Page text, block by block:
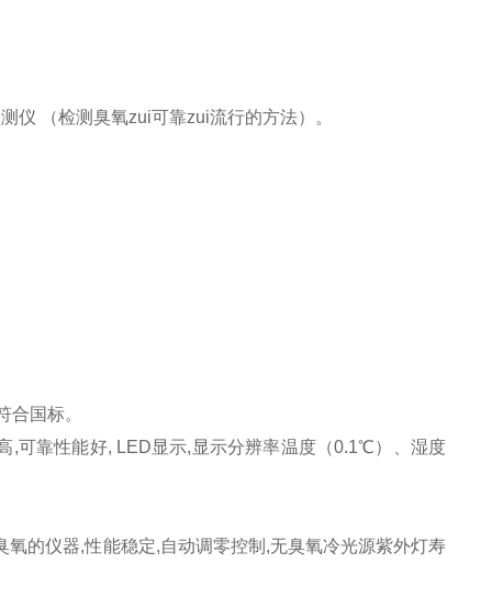
仪 （检测臭氧zui可靠zui流行的方法）。
国标。
,可靠性能好, LED显示,显示分辨率温度（0.1℃）、湿度
的仪器,性能稳定,自动调零控制,无臭氧冷光源紫外灯寿